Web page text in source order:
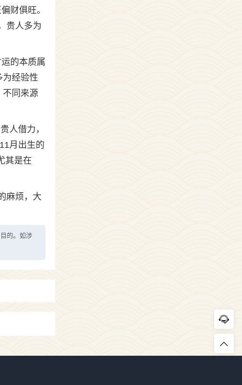
财俱旺。
贵人多为
的本质属
为经验性
不同来源
人借力，
月出生的
其是在
麻烦，大
的。如涉